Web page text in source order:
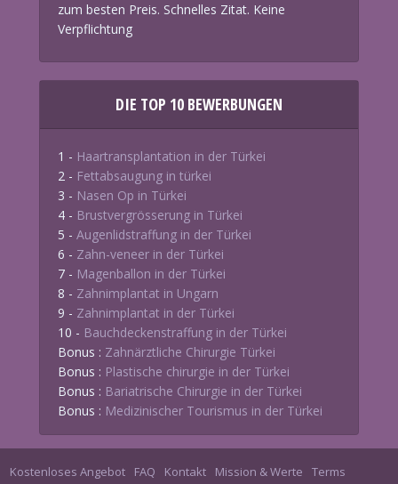
zum besten Preis. Schnelles Zitat. Keine
Verpflichtung
DIE TOP 10 BEWERBUNGEN
1 - Haartransplantation in der Türkei
2 - Fettabsaugung in türkei
3 - Nasen Op in Türkei
4 - Brustvergrösserung in Türkei
5 - Augenlidstraffung in der Türkei
6 - Zahn-veneer in der Türkei
7 - Magenballon in der Türkei
8 - Zahnimplantat in Ungarn
9 - Zahnimplantat in der Türkei
10 - Bauchdeckenstraffung in der Türkei
Bonus : Zahnärztliche Chirurgie Türkei
Bonus : Plastische chirurgie in der Türkei
Bonus : Bariatrische Chirurgie in der Türkei
Bonus : Medizinischer Tourismus in der Türkei
Kostenloses Angebot FAQ Kontakt Mission & Werte
Terms